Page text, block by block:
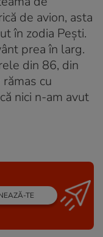
de avion, asta
în zodia Pești.
prea în larg.
din 86, din
cu
nici n-am avut
TE